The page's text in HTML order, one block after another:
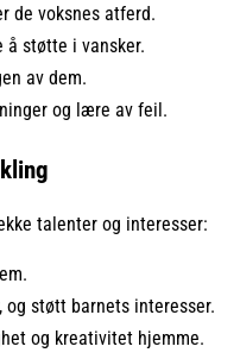
de voksnes atferd.
å støtte i vansker.
av dem.
og lære av feil.
talenter og interesser:
støtt barnets interesser.
og kreativitet hjemme.